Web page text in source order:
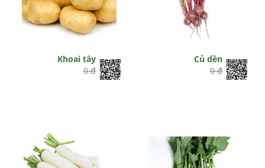
Khoai tây
0 đ
Củ dền
0 đ